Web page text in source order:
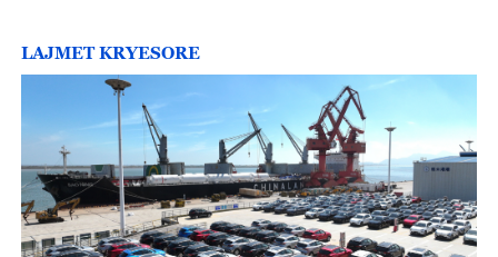
LAJMET KRYESORE